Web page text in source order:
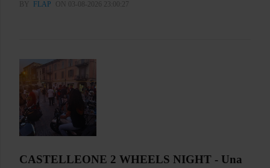
BY FLAP ON 03-08-2026 23:00:27
CASTELLEONE 2 WHEELS NIGHT - Una